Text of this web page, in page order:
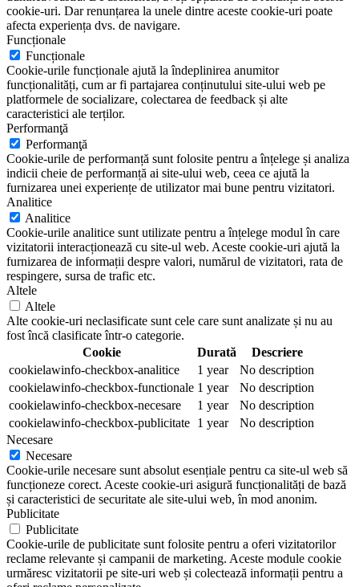
cookie-uri. Dar renunțarea la unele dintre aceste cookie-uri poate
afecta experiența dvs. de navigare.
Funcționale
Funcționale
Cookie-urile funcționale ajută la îndeplinirea anumitor
funcționalități, cum ar fi partajarea conținutului site-ului web pe
platformele de socializare, colectarea de feedback și alte
caracteristici ale terților.
Performanţă
Performanţă
Cookie-urile de performanță sunt folosite pentru a înțelege și analiza
indicii cheie de performanță ai site-ului web, ceea ce ajută la
furnizarea unei experiențe de utilizator mai bune pentru vizitatori.
Analitice
Analitice
Cookie-urile analitice sunt utilizate pentru a înțelege modul în care
vizitatorii interacționează cu site-ul web. Aceste cookie-uri ajută la
furnizarea de informații despre valori, numărul de vizitatori, rata de
respingere, sursa de trafic etc.
Altele
Altele
Alte cookie-uri neclasificate sunt cele care sunt analizate și nu au
fost încă clasificate într-o categorie.
Cookie
Durată
Descriere
cookielawinfo-checkbox-analitice
1 year
No description
cookielawinfo-checkbox-functionale 1 year
No description
cookielawinfo-checkbox-necesare
1 year
No description
cookielawinfo-checkbox-publicitate 1 year
No description
Necesare
Necesare
Cookie-urile necesare sunt absolut esențiale pentru ca site-ul web să
funcționeze corect. Aceste cookie-uri asigură funcționalități de bază
și caracteristici de securitate ale site-ului web, în mod anonim.
Publicitate
Publicitate
Cookie-urile de publicitate sunt folosite pentru a oferi vizitatorilor
reclame relevante și campanii de marketing. Aceste module cookie
urmăresc vizitatorii pe site-uri web și colectează informații pentru a